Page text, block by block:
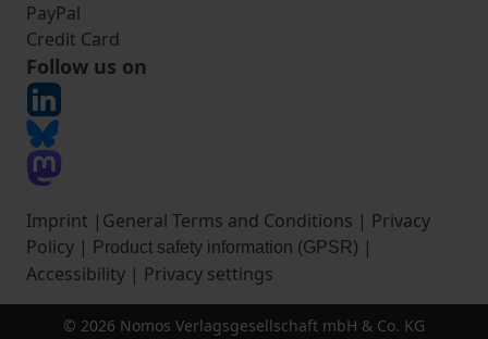
PayPal
Credit Card
Follow us on
Imprint | General Terms and Conditions | Privacy
Policy | Product safety information (GPSR) |
Accessibility | Privacy settings
© 2026 Nomos Verlagsgesellschaft mbH & Co. KG